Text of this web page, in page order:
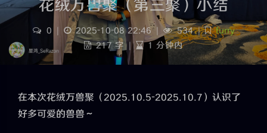
花绒万兽聚（第三聚）小结
0 2025-10-08 22:46 | 534 |
furry
217 字 | 1 分钟内
在本次花绒万兽聚（2025.10.5-2025.10.7）认识了
好多可爱的兽兽～